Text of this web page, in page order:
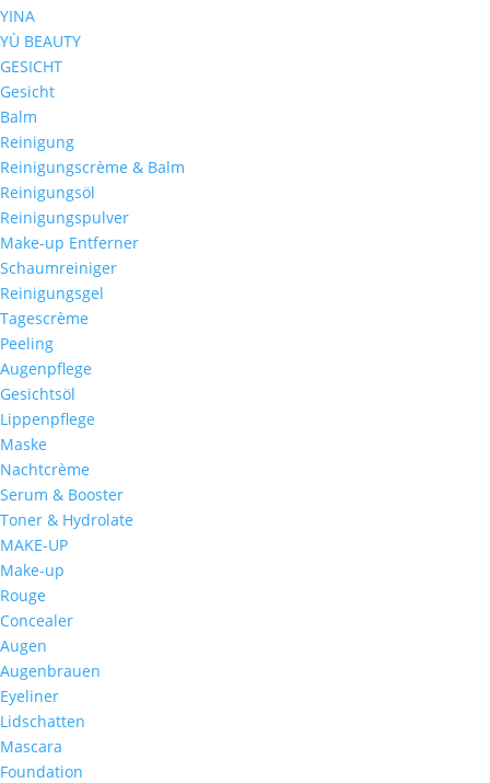
YINA
YÙ BEAUTY
GESICHT
Gesicht
Balm
Reinigung
Reinigungscrème & Balm
Reinigungsöl
Reinigungspulver
Make-up Entferner
Schaumreiniger
Reinigungsgel
Tagescrème
Peeling
Augenpflege
Gesichtsöl
Lippenpflege
Maske
Nachtcrème
Serum & Booster
Toner & Hydrolate
MAKE-UP
Make-up
Rouge
Concealer
Augen
Augenbrauen
Eyeliner
Lidschatten
Mascara
Foundation